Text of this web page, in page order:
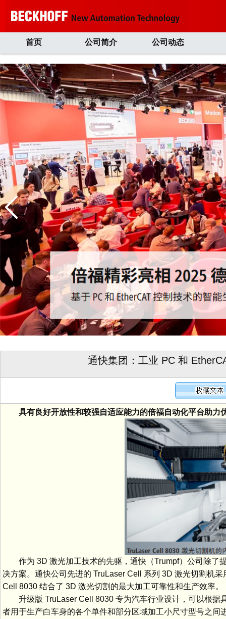
首页 公司简介 公司动态
通快集团：工业 PC 和
具有良好开放性和较强自适应能力的倍福自动化平台助力
作为 3D 激光加工技术的先驱，通快（Trumpf）公司除
决方案。通快公司先进的 TruLaser Cell 系列 3D 激光切割机
Cell 8030 结合了 3D 激光切割的最大加工可靠性和生产效率。
升级版 TruLaser Cell 8030 专为汽车行业设计，可以根
者用于生产白车身的各个单件和部分区域加工小尺寸型号之